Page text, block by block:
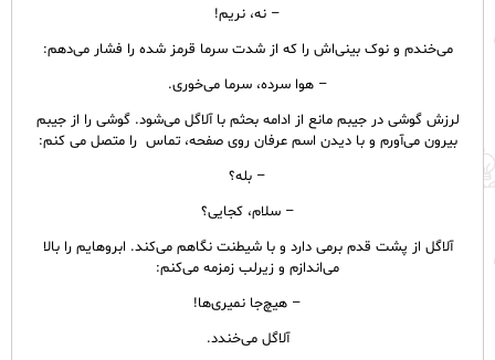
– نه، نریم!
می‌خندم و نوک بینی‌اش را که از شدت سرما قرمز شده را فشار می‌دهم:
– هوا سرده، سرما می‌خوری.
لرزش گوشی در جیبم مانع از ادامه بحثم با آلاگل می‌شود. گوشی را از جیبم
بیرون می‌آورم و با دیدن اسم عرفان روی صفحه، تماس را متصل می کنم:
– بله؟
– سلام، کجایی؟
آلاگل از پشت قدم برمی دارد و با شیطنت نگاهم می‌کند. ابروهایم را بالا
می‌اندازم و زیرلب زمزمه می‌کنم:
– هیچ‌جا نمیری‌ها!
آلاگل می‌خندد.